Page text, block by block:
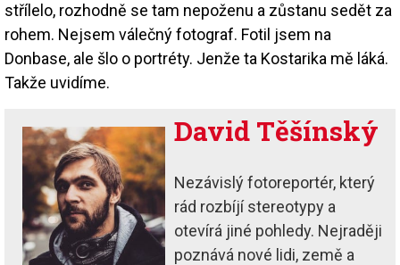
střílelo, rozhodně se tam nepoženu a zůstanu sedět za
rohem. Nejsem válečný fotograf. Fotil jsem na
Donbase, ale šlo o portréty. Jenže ta Kostarika mě láká.
Takže uvidíme.
David Těšínský
Nezávislý fotoreportér, který
rád rozbíjí stereotypy a
otevírá jiné pohledy. Nejraději
poznává nové lidi, země a